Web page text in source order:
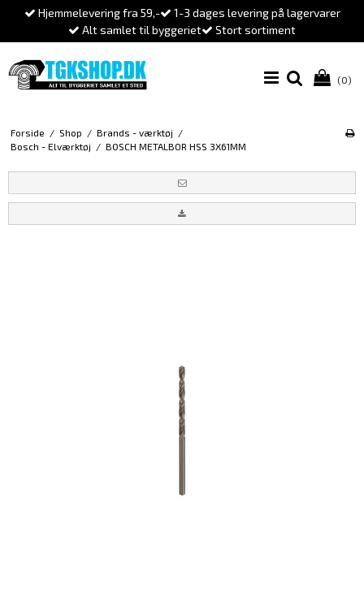
Hjemmelevering fra 59,-
1-3 dages levering på lagervarer
Alt samlet til byggeriet
Stort sortiment
(0)
Forside / Shop / Brands - værktøj /
Bosch - Elværktøj / BOSCH METALBOR HSS 3X61MM